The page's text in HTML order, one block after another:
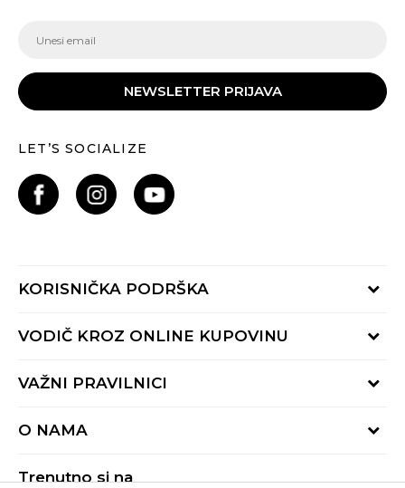
NEWSLETTER PRIJAVA
LET’S SOCIALIZE
KORISNIČKA PODRŠKA
Provjeri status porudžbine
Radno vrijeme 9-16h
VODIČ KROZ ONLINE KUPOVINU
Načini isporuke
Reklamacije
VAŽNI PRAVILNICI
Pravila Sport&Bonus programa
O NAMA
Trenutno si na